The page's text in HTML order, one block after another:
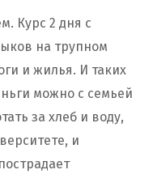
Курс 2 дня с
на трупном
и жилья. И таких
можно с семьей
за хлеб и воду,
и